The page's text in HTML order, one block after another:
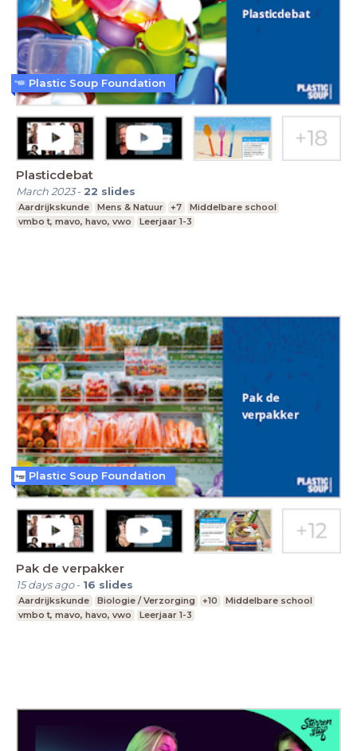
Plasticdebat
March 2023- 22 slides
Aardrijkskunde Mens & Natuur +7
Middelbare school
vmbo t, mavo, havo, vwo
Leerjaar 1-3
Plastic Soup Foundation
Pak de verpakker
15 days ago- 16 slides
Aardrijkskunde Biologie / Verzorging +10
Middelbare school
vmbo t, mavo, havo, vwo
Leerjaar 1-3
Plastic Soup Foundation